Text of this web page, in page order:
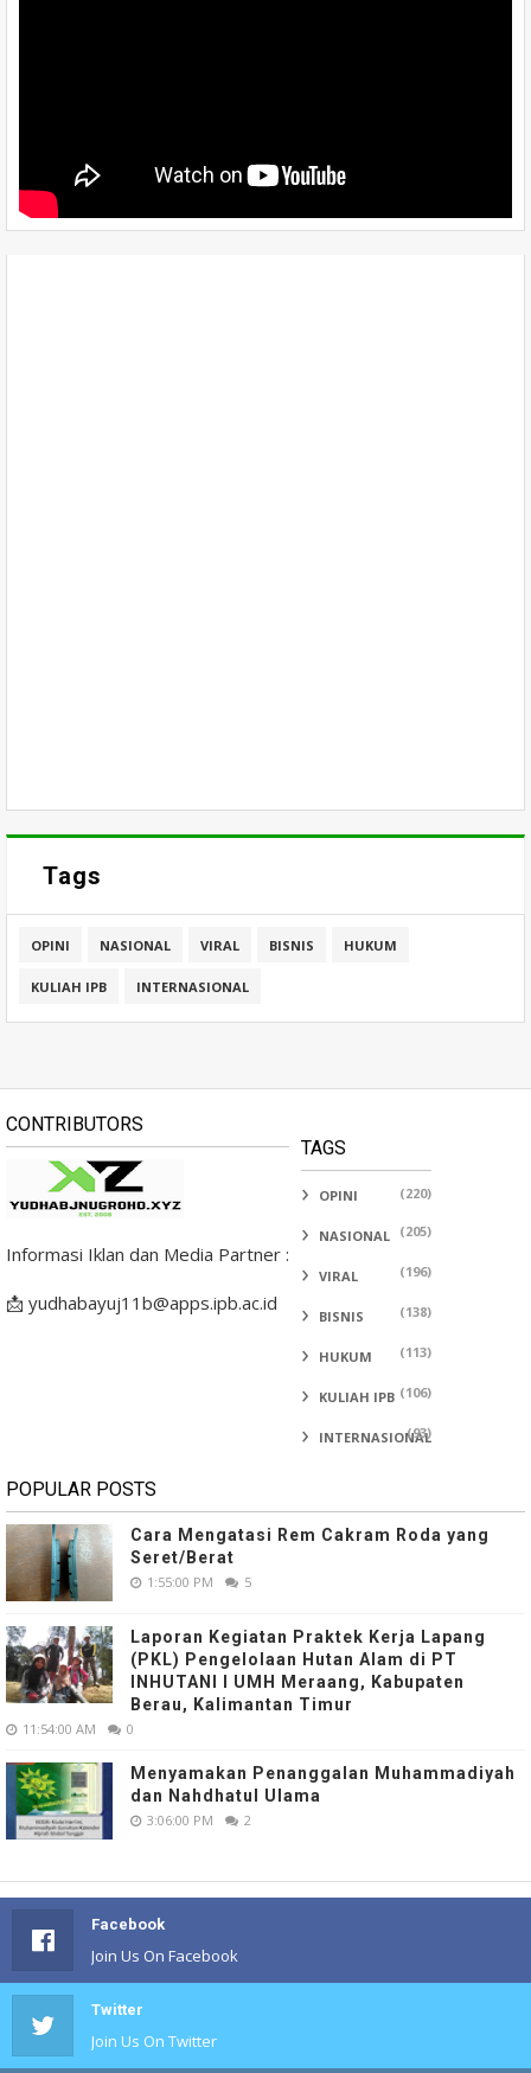
Tags
OPINI NASIONAL VIRAL BISNIS HUKUM
KULIAH IPB INTERNASIONAL
CONTRIBUTORS
Informasi Iklan dan Media Partner :
📩 yudhabayuj11b@apps.ipb.ac.id
TAGS
OPINI (220)
NASIONAL (205)
VIRAL (196)
BISNIS (138)
HUKUM (113)
KULIAH IPB (106)
INTERNASIONAL
(93)
POPULAR POSTS
Cara Mengatasi Rem Cakram Roda yang
Seret/Berat
1:55:00 PM 5
Laporan Kegiatan Praktek Kerja Lapang
(PKL) Pengelolaan Hutan Alam di PT
INHUTANI I UMH Meraang, Kabupaten
Berau, Kalimantan Timur
11:54:00 AM 0
Menyamakan Penanggalan Muhammadiyah
dan Nahdhatul Ulama
3:06:00 PM 2
Facebook
Join Us On Facebook
Twitter
Join Us On Twitter